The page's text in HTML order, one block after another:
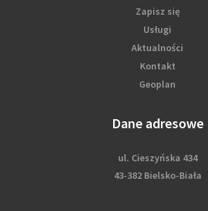
Zapisz się
Usługi
Aktualności
Kontakt
Geoplan
Dane adresowe
ul. Cieszyńska 434
43-382 Bielsko-Biała